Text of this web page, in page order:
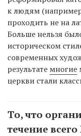
к людям
проходить не на
Больше нельзя
историческом
современных
результате многие
церкви стали
То, что
течение